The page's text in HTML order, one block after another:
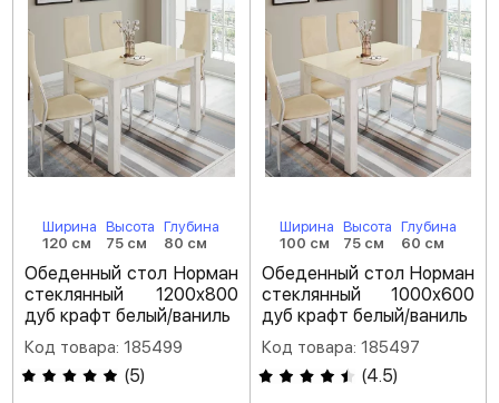
Ширина
120 см
Высота
75 см
Глубина
80 см
Обеденный стол Норман
стеклянный 1200х800
дуб крафт белый/ваниль
Код товара: 185499
(5)
Ширина
100 см
Высота
75 см
Глубина
60 см
Обеденный стол Норман
стеклянный 1000х600
дуб крафт белый/ваниль
Код товара: 185497
(4.5)